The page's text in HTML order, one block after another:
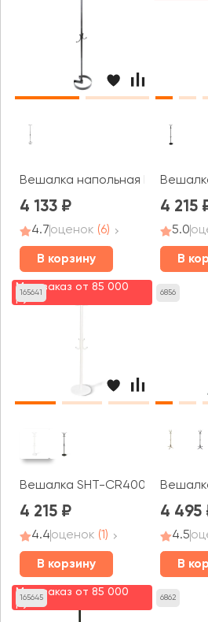
Вешалка напольная Пико 16
4 133
4.7оценок (6)
В корзину
4 215
5.0
В
165641
Мин. заказ от 85 000
руб.
Вешалка SHT-CR400
4 215
4.4оценок (1)
В корзину
6856
4 495
4.5
В
165645
Мин. заказ от 85 000
руб.
6862